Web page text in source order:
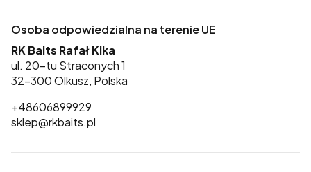
Osoba odpowiedzialna na terenie UE
RK Baits Rafał Kika
ul. 20-tu Straconych 1
32-300 Olkusz, Polska
+48606899929
sklep@rkbaits.pl